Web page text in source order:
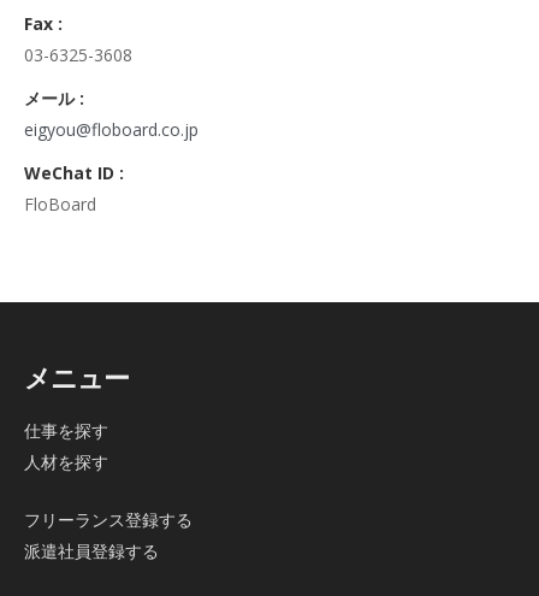
メールアドレス: info@floboard.co.jp TEL: 03-6753-0948
ールデンウィークを除く)
6. 個人情報における任意性について
個人情報のご提供は、ご本人の任意です。ただし、必須項目を
ご入力頂けない場合は本フォームをご利用頂けませんので、ご
了承ください。
Fax :
03-6325-3608
メール :
eigyou@floboard.co.jp
WeChat ID :
FloBoard
メニュー
仕事を探す
人材を探す
フリーランス登録する
派遣社員登録する